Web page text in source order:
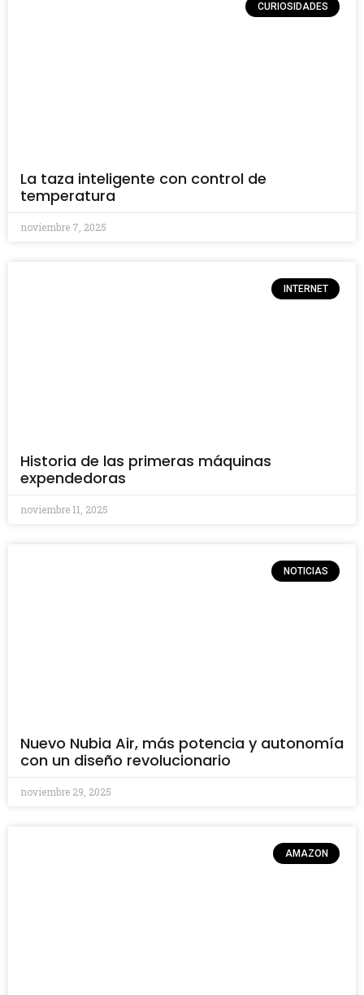
CURIOSIDADES
La taza inteligente con control de
temperatura
noviembre 7, 2025
INTERNET
Historia de las primeras máquinas
expendedoras
noviembre 11, 2025
NOTICIAS
Nuevo Nubia Air, más potencia y autonomía
con un diseño revolucionario
noviembre 29, 2025
AMAZON